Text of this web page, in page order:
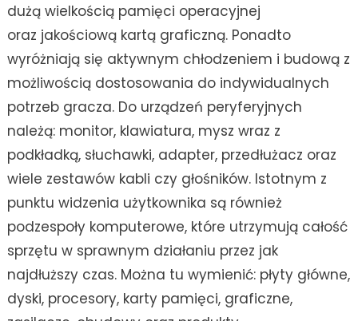
dużą wielkością pamięci operacyjnej
oraz jakościową kartą graficzną. Ponadto
wyróżniają się aktywnym chłodzeniem i budową z
możliwością dostosowania do indywidualnych
potrzeb gracza. Do urządzeń peryferyjnych
należą: monitor, klawiatura, mysz wraz z
podkładką, słuchawki, adapter, przedłużacz oraz
wiele zestawów kabli czy głośników. Istotnym z
punktu widzenia użytkownika są również
podzespoły komputerowe, które utrzymują całość
sprzętu w sprawnym działaniu przez jak
najdłuższy czas. Można tu wymienić: płyty główne,
dyski, procesory, karty pamięci, graficzne,